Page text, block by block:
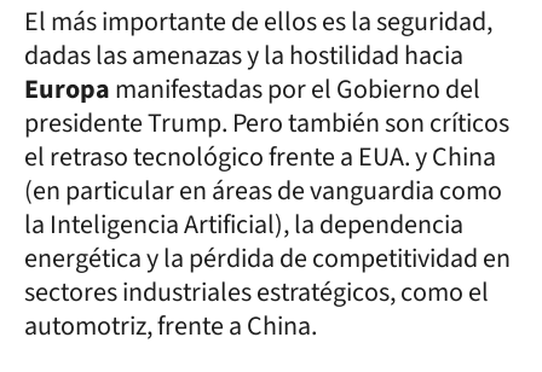
El más importante de ellos es la seguridad,
dadas las amenazas y la hostilidad hacia
Europamanifestadas por el Gobierno del
presidente Trump. Pero también son críticos
el retraso tecnológico frente a EUA. y China
(en particular en áreas de vanguardia como
la Inteligencia Artificial), la dependencia
energética y la pérdida de competitividad en
sectores industriales estratégicos, como el
automotriz, frente a China.